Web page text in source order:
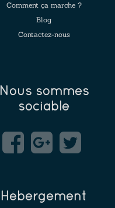
Comment ça marche ?
Blog
Contactez-nous
Nous sommes
sociable
Hébergement